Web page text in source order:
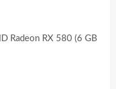
Radeon RX 580 (6 GB